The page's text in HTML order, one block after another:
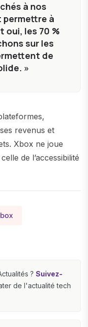
à nos
à
oui, les 70 %
sur les
de
»
revenus et
Xbox ne joue
de l’accessibilité
? Suivez-
de l'actualité tech